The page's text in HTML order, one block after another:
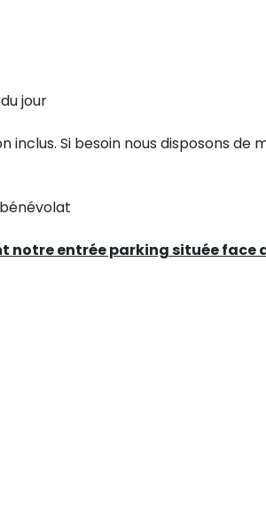
jour
inclus. Si besoin nous disposons de
notre entrée parking située face